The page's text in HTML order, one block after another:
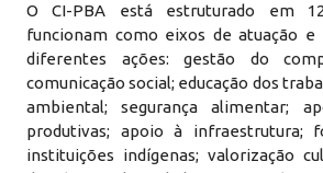
O CI-PBA está estruturado em
funcionam como eixos de atuação e
diferentes ações: gestão do
comunicação social; educação dos
ambiental; segurança alimentar;
produtivas; apoio à infraestrutura;
instituições indígenas; valorização